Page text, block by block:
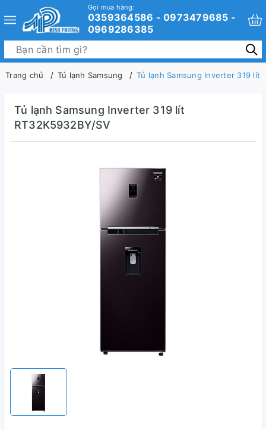
Gọi mua hàng:
0359364586 - 0973479685 -
0969286385
Trang chủ Tủ lạnh Samsung Tủ lạnh Samsung Inverter 319 lít
Tủ lạnh Samsung Inverter 319 lít
RT32K5932BY/SV